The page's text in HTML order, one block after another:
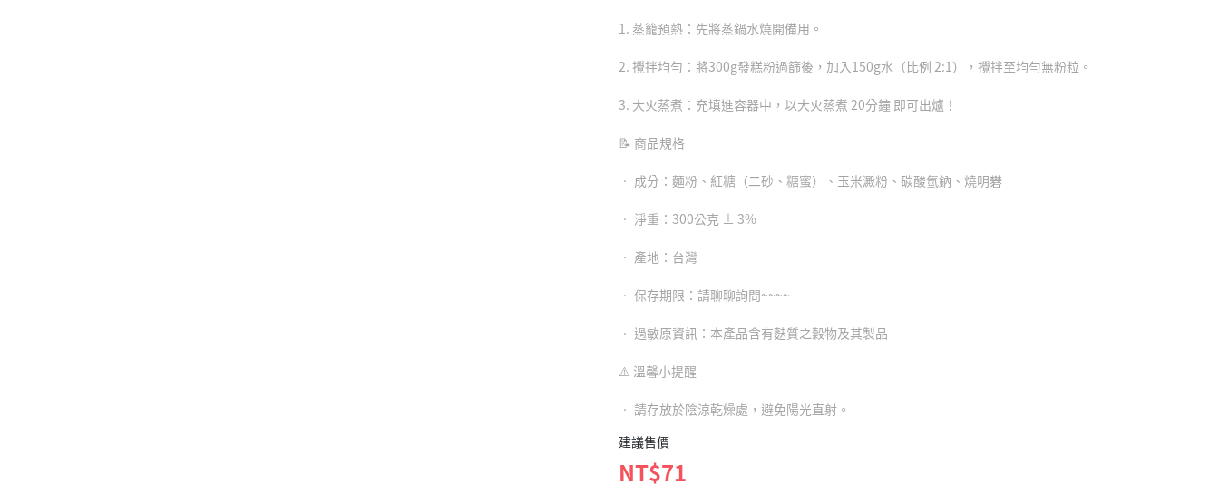
1. 蒸籠預熱：先將蒸鍋水燒開備用。
2. 攪拌均勻：將300g發糕粉過篩後，加入150g水（比例 2:1），攪拌至均勻無粉粒。
3. 大火蒸煮：充填進容器中，以大火蒸煮 20分鐘 即可出爐！
📝 商品規格
• 成分：麵粉、紅糖（二砂、糖蜜）、玉米澱粉、碳酸氫鈉、燒明礬
• 淨重：300公克 ± 3%
• 產地：台灣
• 保存期限：請聊聊詢問~~~~
• 過敏原資訊：本產品含有麩質之穀物及其製品
⚠️ 溫馨小提醒
• 請存放於陰涼乾燥處，避免陽光直射。
建議售價
NT$71